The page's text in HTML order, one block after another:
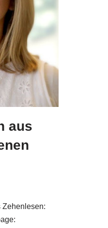
aus
Zehenlesen: